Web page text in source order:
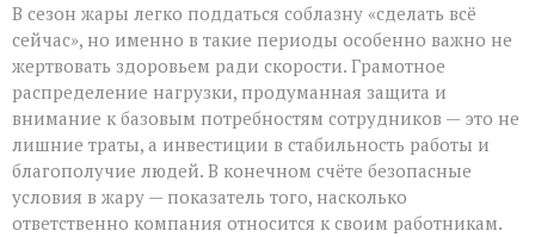
В сезон жары легко поддаться соблазну «сделать всё
сейчас», но именно в такие периоды особенно важно не
жертвовать здоровьем ради скорости. Грамотное
распределение нагрузки, продуманная защита и
внимание к базовым потребностям сотрудников — это не
лишние траты, а инвестиции в стабильность работы и
благополучие людей. В конечном счёте безопасные
условия в жару — показатель того, насколько
ответственно компания относится к своим работникам.